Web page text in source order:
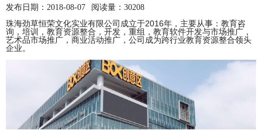
技行业全网样板工程案例
发布日期： 2018-08-07 阅读量： 30208
珠海劲草恒荣文化实业有限公司成立于2016年，主要从事：教育咨
询，培训，教育资源整合，开发，重组，教育软件开发与市场推广，
艺术品市场推广，商业活动推广，公司成为跨行业教育资源整合领头
企业。